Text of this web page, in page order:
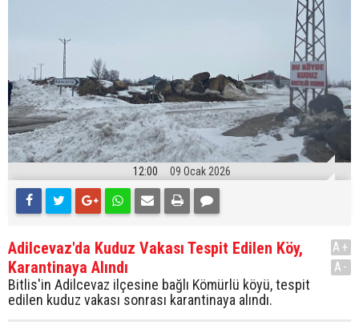
12:00 09 Ocak 2026
Adilcevaz'da Kuduz Vakası Tespit Edilen Köy,
Karantinaya Alındı
Bitlis'in Adilcevaz ilçesine bağlı Kömürlü köyü, tespit
edilen kuduz vakası sonrası karantinaya alındı.
A+
A-